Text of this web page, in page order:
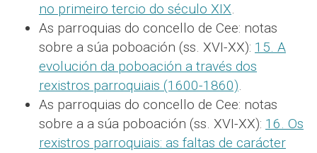
no primeiro tercio do século XIX.
As parroquias do concello de Cee: notas
sobre a súa poboación (ss. XVI-XX): 15. A
evolución da poboación a través dos
rexistros parroquiais (1600-1860).
As parroquias do concello de Cee: notas
sobre a a súa poboación (ss. XVI-XX): 16. Os
rexistros parroquiais: as faltas de carácter